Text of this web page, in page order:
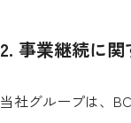
2. 事業継続に
当社グループは、